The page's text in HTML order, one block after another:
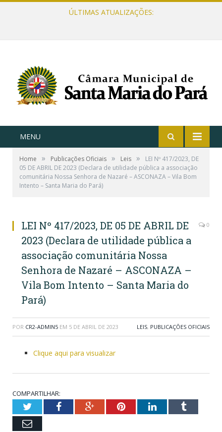
ÚLTIMAS ATUALIZAÇÕES:
MENU
Home » Publicações Oficiais » Leis »
LEI Nº 417/2023, DE
05 DE ABRIL DE 2023 (Declara de utilidade pública a associação
comunitária Nossa Senhora de Nazaré – ASCONAZA – Vila Bom
Intento – Santa Maria do Pará)
LEI Nº 417/2023, DE 05 DE ABRIL DE
2023 (Declara de utilidade pública a
associação comunitária Nossa
Senhora de Nazaré – ASCONAZA –
Vila Bom Intento – Santa Maria do
Pará)
0
POR CR2-ADMIN5 EM 5 DE ABRIL DE 2023 LEIS, PUBLICAÇÕES OFICIAIS
Clique aqui para visualizar
COMPARTILHAR:
TwitterFacebookGoogle+PinterestLinkedInTumblr
Email